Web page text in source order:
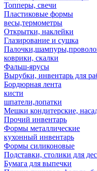
Топперы, свечи
Пластиковые формы
весы,термометры
Открытки, наклейки
Глазирование и сушка
коврики, скалки
Фальш-ярусы
Вырубки, инвентарь для
Бордюрная лента
кисти
шпатели,лопатки
Мешки кондитерские,
Прочий инвентарь
Формы металлические
кухонный инвентарь
Формы силиконовые
Подставки, столики для
Бумага для выпечки